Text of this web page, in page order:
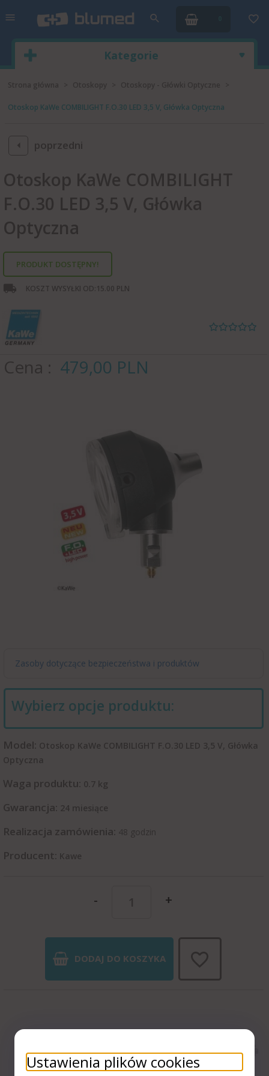
Kategorie
Otoskop KaWe COMBILIGHT F.O.30 LED 3,5 V, Główka Optyczna
poprzedni
Otoskop KaWe COMBILIGHT
F.O.30 LED 3,5 V, Główka
Optyczna
PRODUKT DOSTĘPNY!
KOSZT WYSYŁKI OD: 15.00 PLN
Cena 479,00 PLN
Zasoby dotyczące bezpieczeństwa i produktów
Wybierz opcje produktu:
Model: Otoskop KaWe COMBILIGHT F.O.30 LED 3,5 V, Główka
Optyczna
Waga produktu: 0.7 kg
Gwarancja: 24 miesiące
Realizacja zamówienia: 48 godzin
Producent: Kawe
- +
DODAJ DO KOSZYKA
Ustawienia plików cookies